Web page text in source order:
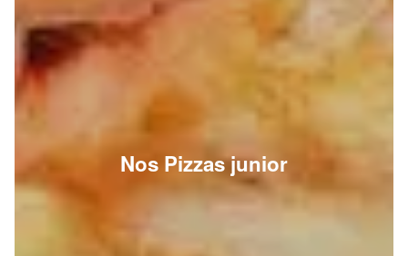
Nos Pizzas junior